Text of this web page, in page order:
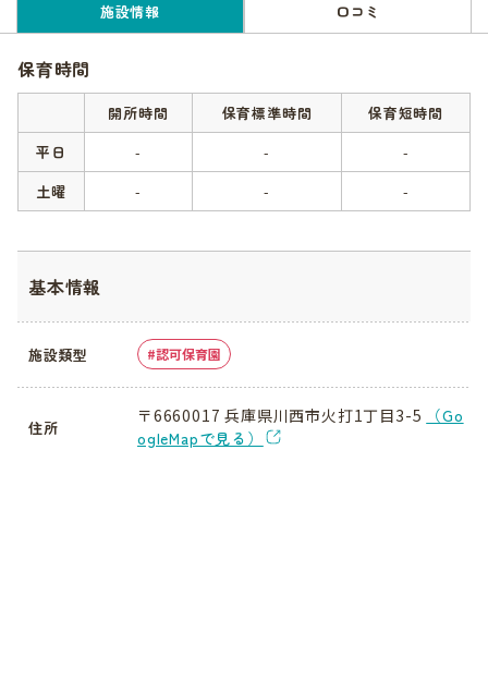
施設情報 口コミ
保育時間
開所時間 保育標準時間
保育短時間
平日
- -
-
土曜
- - -
基本情報
施設類型 認可保育園
住所
〒6660017 兵庫県川西市火打1丁目3-5
（Go
ogleMapで見る）